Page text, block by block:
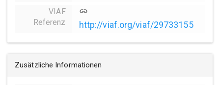
VIAF
Referenz
link
http://viaf.org/viaf/29733155
Zusätzliche Informationen